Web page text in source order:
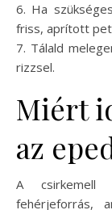
6. Ha
friss, aprított
7. Tálald
rizzsel.
Miért
az
A csirkemell
fehérjeforrás,